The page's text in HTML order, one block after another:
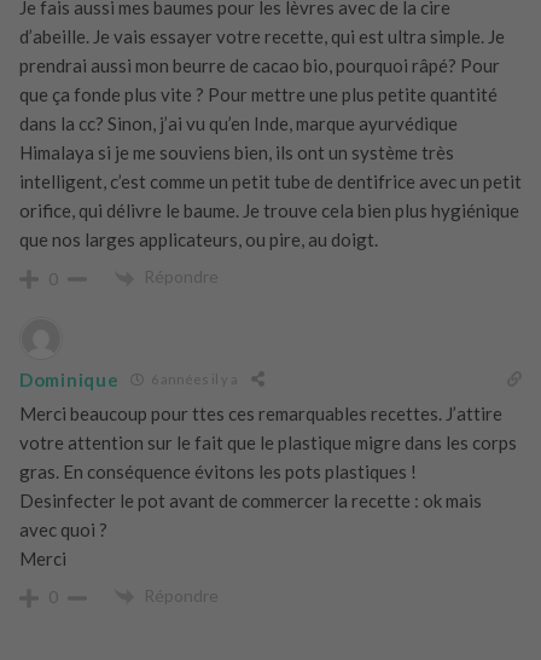
Je fais aussi mes baumes pour les lèvres avec de la cire
d’abeille. Je vais essayer votre recette, qui est ultra simple. Je
prendrai aussi mon beurre de cacao bio, pourquoi râpé? Pour
que ça fonde plus vite ? Pour mettre une plus petite quantité
dans la cc? Sinon, j’ai vu qu’en Inde, marque ayurvédique
Himalaya si je me souviens bien, ils ont un système très
intelligent, c’est comme un petit tube de dentifrice avec un petit
orifice, qui délivre le baume. Je trouve cela bien plus hygiénique
que nos larges applicateurs, ou pire, au doigt.
0 Répondre
Dominique 6 années il y a
Merci beaucoup pour ttes ces remarquables recettes. J’attire
votre attention sur le fait que le plastique migre dans les corps
gras. En conséquence évitons les pots plastiques !
Desinfecter le pot avant de commercer la recette : ok mais
avec quoi ?
Merci
0 Répondre